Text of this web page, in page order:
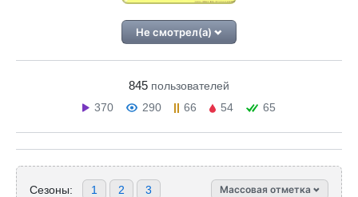
Не смотрел(а)
845 пользователей
370
290 66 54 65
Сезоны: 1 2 3 Массовая отметка